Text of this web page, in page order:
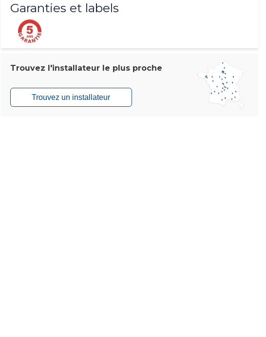
Garanties et labels
Trouvez l'installateur le plus proche
Trouvez un installateur